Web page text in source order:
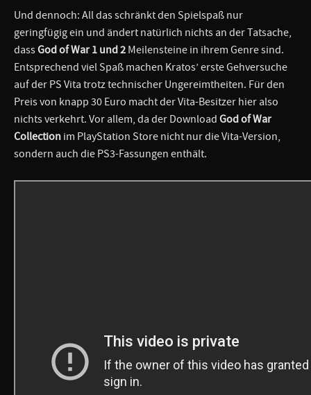
Und dennoch: All das schränkt den Spielspaß nur
geringfügig ein und ändert natürlich nichts an der Tatsache,
dassGod of War 1 und 2 Meilensteine in ihrem Genre sind.
Entsprechend viel Spaß machen Kratos’ erste Gehversuche
auf der PS Vita trotz technischer Ungereimtheiten. Für den
Preis von knapp 30 Euro macht der Vita-Besitzer hier also
nichts verkehrt. Vor allem, da der Download God of War
Collection im PlayStation Store nicht nur die Vita-Version,
sondern auch die PS3-Fassungen enthält.